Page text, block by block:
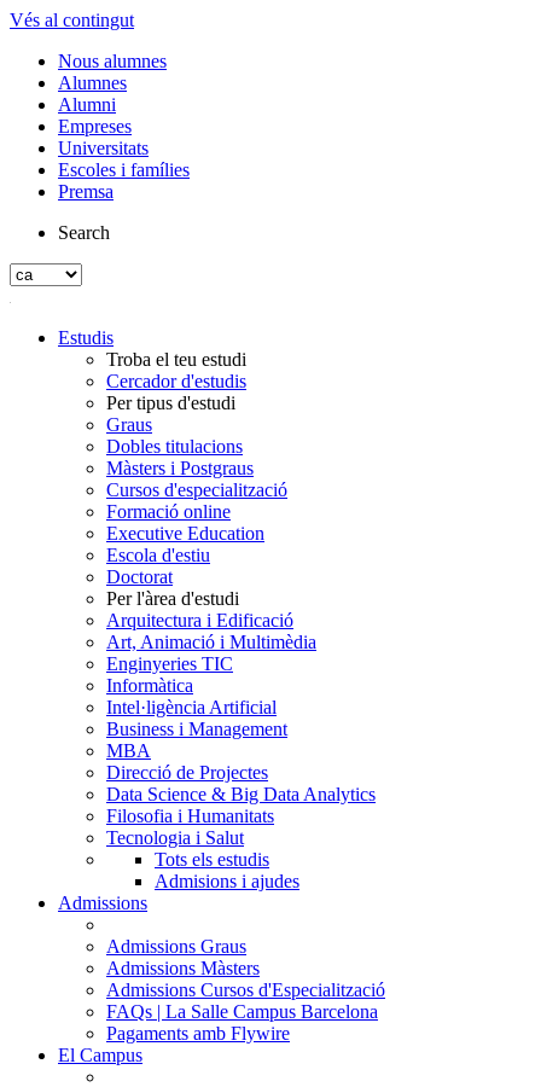
Vés al contingut
Nous alumnes
Alumnes
Alumni
Empreses
Universitats
Escoles i famílies
Premsa
Search
Estudis
Troba el teu estudi
Cercador d'estudis
Per tipus d'estudi
Graus
Dobles titulacions
Màsters i Postgraus
Cursos d'especialització
Formació online
Executive Education
Escola d'estiu
Doctorat
Per l'àrea d'estudi
Arquitectura i Edificació
Art, Animació i Multimèdia
Enginyeries TIC
Informàtica
Intel·ligència Artificial
Business i Management
MBA
Direcció de Projectes
Data Science & Big Data Analytics
Filosofia i Humanitats
Tecnologia i Salut
Tots els estudis
Admisions i ajudes
Admissions
Admissions Graus
Admissions Màsters
Admissions Cursos d'Especialització
FAQs | La Salle Campus Barcelona
Pagaments amb Flywire
El Campus